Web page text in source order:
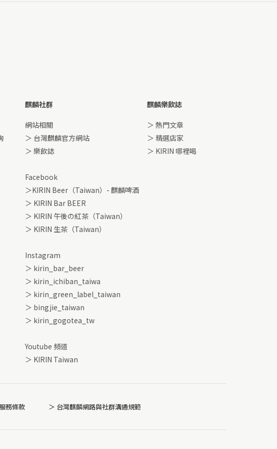
麒麟社群
網站相關
＞ 台灣麒麟官方網站
＞ 樂飲誌
Facebook
＞KIRIN Beer（Taiwan）- 麒麟啤酒
＞ KIRIN Bar BEER
＞ KIRIN 午後の紅茶（Taiwan）
＞ KIRIN 生茶（Taiwan）
Instagram
＞ kirin_bar_beer
＞ kirin_ichiban_taiwa
＞ kirin_green_label_taiwan
＞ bingjie_taiwan
＞ kirin_gogotea_tw
Youtube 頻道
＞ KIRIN Taiwan
麒麟樂飲誌
＞ 熱門文章
＞ 精選店家
＞ KIRIN 哪裡喝
務條款 ＞ 台灣麒麟網路與社群溝通規範